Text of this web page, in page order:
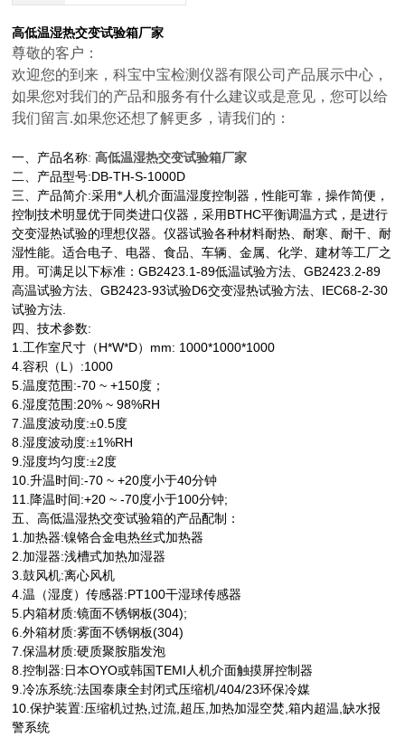
高低温湿热交变试验箱厂家
尊敬的客户：
欢迎您的到来，科宝中宝检测仪器有限公司 产品展示中心，
如果您对我们的产品和服务有什么建议或是意见，您可以给
我们留言.如果您还想了解更多，请我们的：
一、产品名称:高低温湿热交变试验箱厂家
二、产品型号:DB-TH-S-1000D
三、产品简介:采用*人机介面温湿度控制器，性能可靠，操作简便，
控制技术明显优于同类进口仪器，采用 BTHC平衡调温方式，是进行
交变湿热试验的理想仪器。仪器试验各种材料耐热、耐寒、耐干、耐
湿性能。适合电子、电器、食品、车辆、金属、化学、建材等工厂之
用。可满足以下标准：GB2423.1-89低温试验方法、GB2423.2-89
高温试验方法、GB2423-93试验D6交变湿热试验方法、 IEC68-2-30
试验方法
四、技术参数:
1. 工作室尺寸（ H*W*D） mm: 1000*1000*1000
4.容积（ L ） :1000
5.温度范围 :-70 ~ +150度；
6.湿度范围 :20% ~ 98%RH
7.温度波动度:±0.5度
8.湿度波动度:±1%RH
9.湿度均匀度:±2度
10.升温时间 :-70 ~ +20度小于40分钟
11. 降温时间 :+20 ~ -70度小于100分钟;
五、高低温湿热交变试验箱的产品配制：
1. 加热器:镍铬合金电热丝式加热器
2. 加湿器:浅槽式加热加湿器
3.鼓风机:离心风机
4.温（湿度）传感器:PT100干湿球传感器
5. 内箱材质:镜面不锈钢板(304);
6.外箱材质:雾面不锈钢板(304)
7.保温材质:硬质聚胺脂发泡
8.控制器: 日本OYO或韩国TEMI 人机介面触摸屏控制器
9.冷冻系统:法国泰康全封闭式压缩机/404/23环保冷媒
10.保护装置:压缩机过热 ,过流 超压 加热加湿空焚 ,箱内超温 ,缺水报
警系统